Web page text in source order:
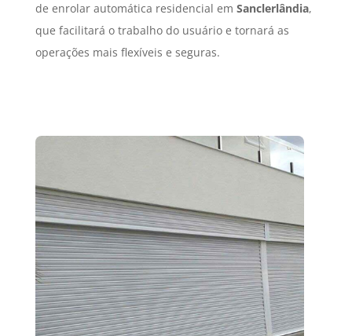
de enrolar automática residencial em Sanclerlândia,
que facilitará o trabalho do usuário e tornará as
operações mais flexíveis e seguras.